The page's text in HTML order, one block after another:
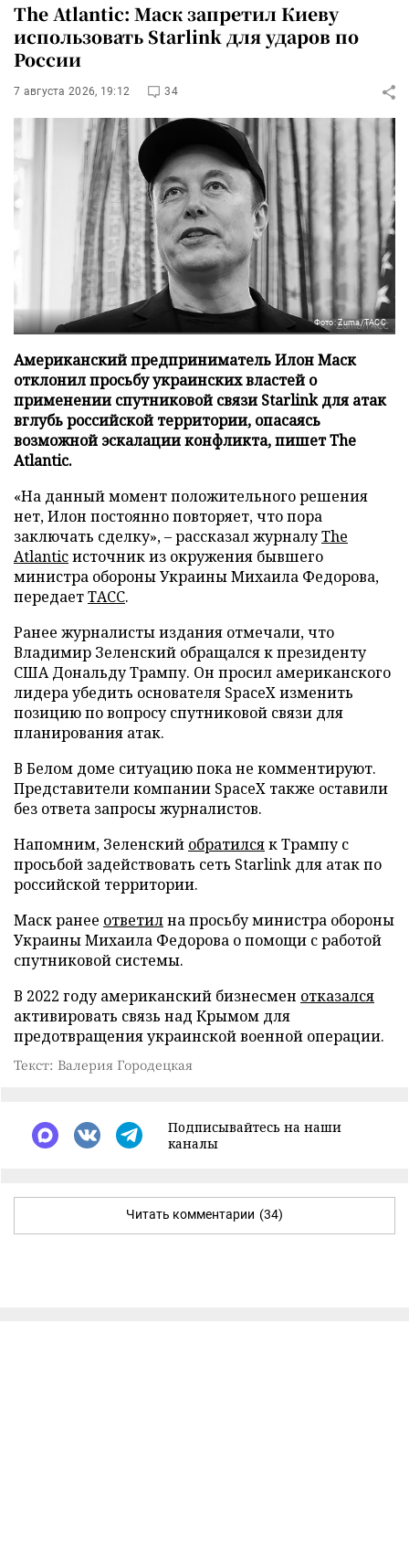
The Atlantic: Маск запретил Киеву
использовать Starlink для ударов по
России
7 августа 2026, 19:12 34
Фото: Zuma/ТАСС
Американский предприниматель Илон Маск
отклонил просьбу украинских властей о
применении спутниковой связи Starlink для атак
вглубь российской территории, опасаясь
возможной эскалации конфликта, пишет The
Atlantic.
«На данный момент положительного решения
нет, Илон постоянно повторяет, что пора
заключать сделку», – рассказал журналуThe
Atlanticисточник из окружения бывшего
министра обороны Украины Михаила Федорова,
передаетТАСС.
Ранее журналисты издания отмечали, что
Владимир Зеленский обращался к президенту
США Дональду Трампу. Он просил американского
лидера убедить основателя SpaceX изменить
позицию по вопросу спутниковой связи для
планирования атак.
В Белом доме ситуацию пока не комментируют.
Представители компании SpaceX также оставили
без ответа запросы журналистов.
Напомним, Зеленский обратилсяк Трампу с
просьбой задействовать сеть Starlink для атак по
российской территории.
Маск ранее ответилна просьбу министра обороны
Украины Михаила Федорова о помощи с работой
спутниковой системы.
В 2022 году американский бизнесмен отказался
активировать связь над Крымом для
предотвращения украинской военной операции.
Текст: Валерия Городецкая
Подписывайтесь на наши
каналы
Читать комментарии (34)